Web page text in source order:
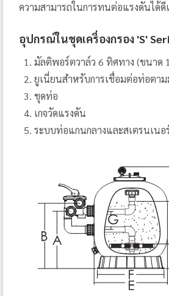
ความสามารถในการทนต่อแรงดันได้ดี
อุปกรณ์ในชุดเครื่องกรอง 'S'
มัลติพอร์ตวาล์ว 6 ทิศทาง (ขนาด
ยูเนี่ยนสำหรับการเชื่อมต่อท่อตา
ชุดท่อ
เกจวัดแรงดัน
ระบบท่อแกนกลางและสเตรนเนอ